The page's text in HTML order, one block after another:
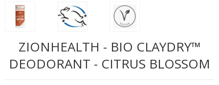
ZIONHEALTH - BIO CLAYDRY™
DEODORANT - CITRUS BLOSSOM